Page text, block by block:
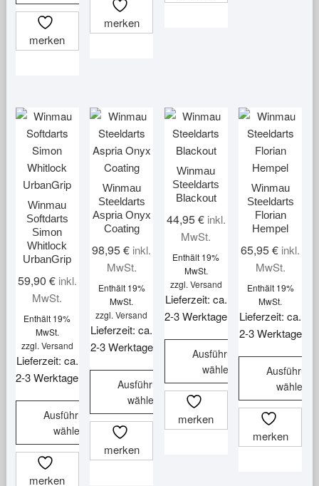
merken
merken
Winmau
Softdarts
Simon
Whitlock
UrbanGrip
59,90 € inkl.
MwSt.
Enthält 19%
MwSt.
zzgl. Versand
Lieferzeit: ca.
2-3 Werktage
Ausführung
wählen
Dieses
Produkt
merken
Winmau
Steeldarts
Aspria Onyx
Coating
98,95€ inkl.
MwSt.
Enthält 19%
MwSt.
zzgl.Versand
Lieferzeit: ca.
2-3 Werktage
Ausführung
wählen
Dieses
Produkt
weist
merken
Winmau
Steeldarts
Blackout
44,95€ inkl.
MwSt.
Enthält 19%
MwSt.
zzgl. Versand
Lieferzeit: ca.
2-3 Werktage
Ausführung
wählen
Dieses
Produkt
weist
merken
Winmau
Steeldarts
Florian
Hempel
65,95€ inkl.
MwSt.
Enthält 19%
MwSt.
Lieferzeit: ca.
2-3 Werktage
Ausführung
wählen
Dieses
Produkt
weist
merken